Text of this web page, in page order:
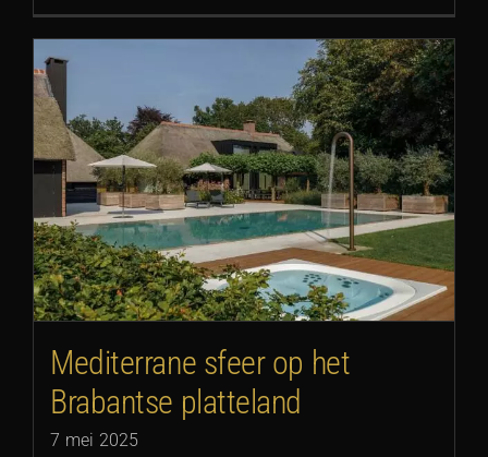
Mediterrane sfeer op het
Brabantse platteland
7 mei 2025